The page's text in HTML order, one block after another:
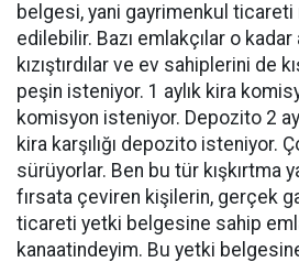
belgesi, yani gayrimenkul ticareti
edilebilir. Bazı emlakçılar o kadar
kızıştırdılar ve ev sahiplerini de
peşin isteniyor. 1 aylık kira
komisyon isteniyor. Depozito 2
kira karşılığı depozito isteniyor.
sürüyorlar. Ben bu tür kışkırtma
fırsata çeviren kişilerin, gerçek
ticareti yetki belgesine sahip
kanaatindeyim. Bu yetki